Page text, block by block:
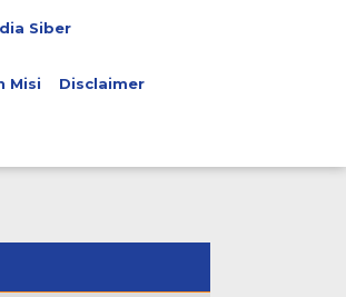
Siber
Misi Disclaimer